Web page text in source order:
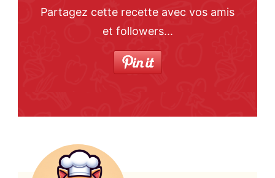
Partagez cette recette avec vos amis
et followers...